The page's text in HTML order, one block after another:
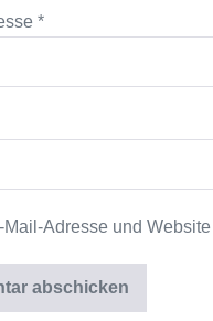
*
Mail-Adresse und